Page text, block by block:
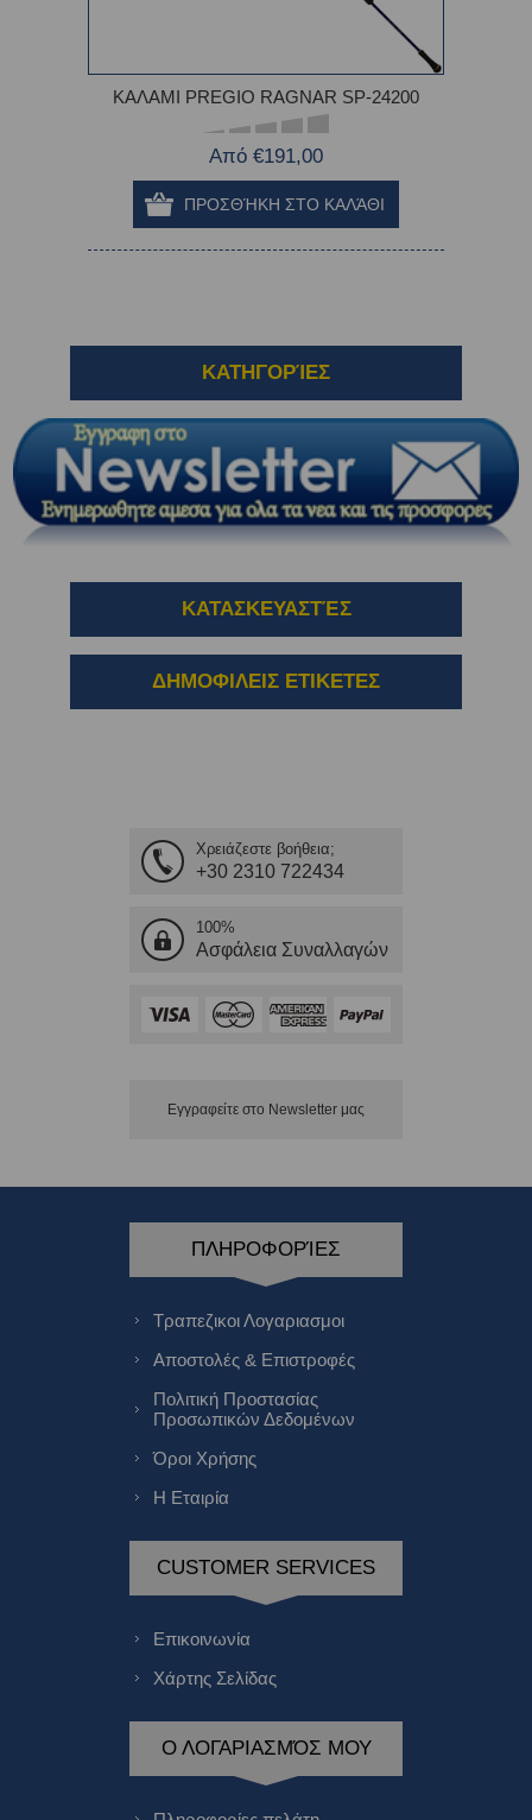
ΚΑΛΑΜΙ PREGIO RAGNAR SP-24200
Από €191,00
ΚΑΤΗΓΟΡΊΕΣ
ΚΑΤΑΣΚΕΥΑΣΤΈΣ
ΔΗΜΟΦΙΛΕΙΣ ΕΤΙΚΕΤΕΣ
Χρειάζεστε βοήθεια;
+30 2310 722434
100%
Ασφάλεια Συναλλαγών
Εγγραφείτε στο Νewsletter μας
ΠΛΗΡΟΦΟΡΊΕΣ
Τραπεζικοι Λογαριασμοι
Αποστολές & Επιστροφές
Πολιτική Προστασίας
Προσωπικών Δεδομένων
Όροι Χρήσης
Η Εταιρία
CUSTOMER SERVICES
Επικοινωνία
Χάρτης Σελίδας
Ο ΛΟΓΑΡΙΑΣΜΌΣ ΜΟΥ